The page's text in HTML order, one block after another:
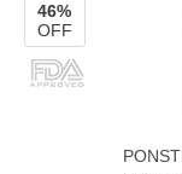
46%
OFF